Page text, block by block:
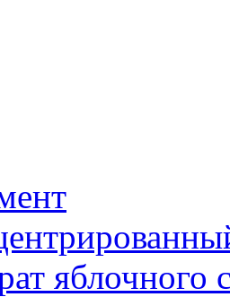
яблочного